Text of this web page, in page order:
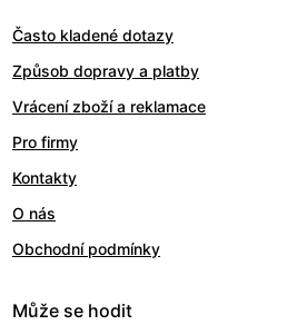
Často kladené dotazy
Způsob dopravy a platby
Vrácení zboží a reklamace
Pro firmy
Kontakty
O nás
Obchodní podmínky
Může se hodit